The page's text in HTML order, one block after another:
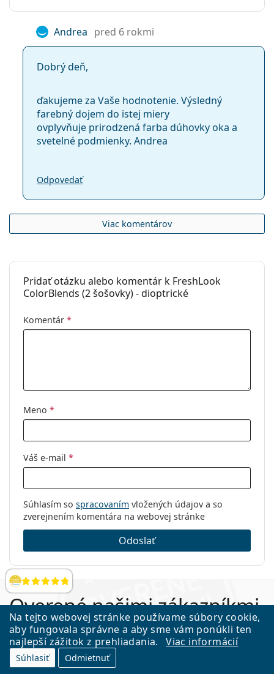
Na tejto webovej stránke používame súbory cookie,
aby fungovala správne a aby sme vám ponúkli ten
najlepší zážitok z prehliadania.
Viac informácií
Súhlasiť Odmietnuť
Hodnotenia
Andrea pred 6 rokmi
Dobrý deň,
ďakujeme za Vaše hodnotenie. Výsledný
farebný dojem do istej miery
ovplyvňuje prirodzená farba dúhovky oka a
svetelné podmienky. Andrea
Odpovedať
Viac komentárov
Pridať otázku alebo komentár k FreshLook
ColorBlends (2 šošovky) - dioptrické
Komentár *
Meno *
Váš e-mail *
Súhlasím so spracovaním vložených údajov a so
zverejnením komentára na webovej stránke
Odoslať
Overené našimi zákazníkmi
97 % zákazníkov odporúča náš obchod (z
11480 recenzií). Prezrite si vybrané
hodnotenia našich zákazníkov.